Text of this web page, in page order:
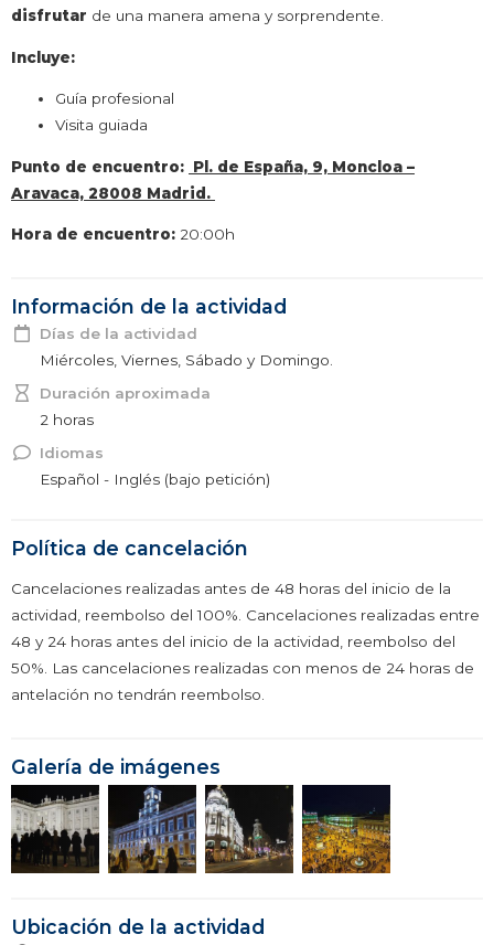
disfrutar de una manera amena y sorprendente.
Incluye:
Guía profesional
Visita guiada
Punto de encuentro: Pl. de España, 9, Moncloa –
Aravaca, 28008 Madrid.
Hora de encuentro: 20:00h
Información de la actividad
Días de la actividad
Miércoles, Viernes, Sábado y Domingo.
Duración aproximada
2 horas
Idiomas
Español - Inglés (bajo petición)
Política de cancelación
Cancelaciones realizadas antes de 48 horas del inicio de la
actividad, reembolso del 100%. Cancelaciones realizadas entre
48 y 24 horas antes del inicio de la actividad, reembolso del
50%. Las cancelaciones realizadas con menos de 24 horas de
antelación no tendrán reembolso.
Galería de imágenes
Ubicación de la actividad